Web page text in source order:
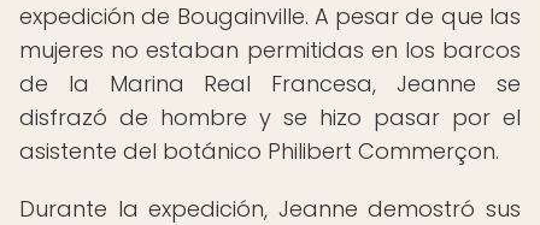
expedición de Bougainville. A pesar de que las
mujeres no estaban permitidas en los barcos
de la Marina Real Francesa, Jeanne se
disfrazó de hombre y se hizo pasar por el
asistente del botánico Philibert Commerçon.
Durante la expedición, Jeanne demostró sus